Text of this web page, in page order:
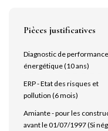
Pièces justificatives
Diagnostic de performance
énergétique (10 ans)
ERP - Etat des risques et
pollution (6 mois)
Amiante - pour les
avant le 01/07/1997 (Si